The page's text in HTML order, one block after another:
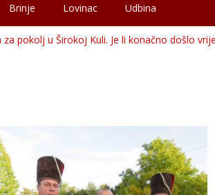
Brinje Lovinac Udbina
pokolj u Širokoj Kuli. Je li konačno došlo